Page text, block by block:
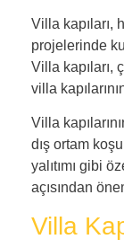
Villa kapıları,
projelerinde
Villa kapıları,
villa
Villa
dış ortam
yalıtımı gibi
açısından
Villa